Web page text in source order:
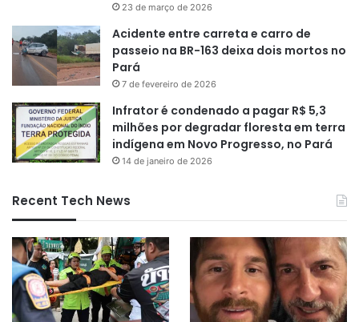
23 de março de 2026
Acidente entre carreta e carro de
passeio na BR-163 deixa dois mortos no
Pará
7 de fevereiro de 2026
Infrator é condenado a pagar R$ 5,3
milhões por degradar floresta em terra
indígena em Novo Progresso, no Pará
14 de janeiro de 2026
Recent Tech News